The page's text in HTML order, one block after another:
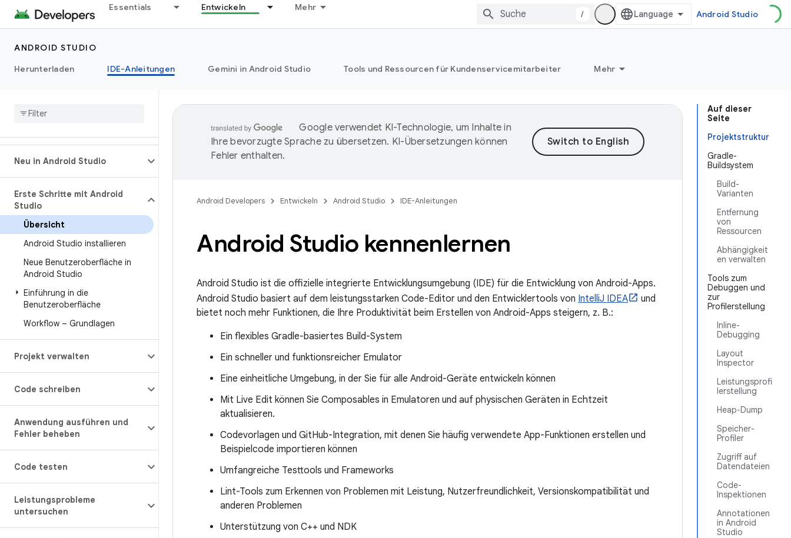
Essentials Entwickeln Mehr
/ Android Studio
ANDROID STUDIO
Herunterladen
IDE-Anleitungen Gemini in Android Studio Tools und Ressourcen für Kundenservicemitarbeiter Mehr
Neu in Android Studio
Erste Schritte mit Android
Studio
Übersicht
Android Studio installieren
Neue Benutzeroberfläche in
Android Studio
Einführung in die
Benutzeroberfläche
Workflow – Grundlagen
Projekt verwalten
Code schreiben
Anwendung ausführen und
Fehler beheben
Code testen
Leistungsprobleme
untersuchen
Auf dieser
Seite
Projektstruktur
Gradle-
Buildsystem
Build-
Varianten
Entfernung
von
Ressourcen
Abhängigkeit
en verwalten
Tools zum
Debuggen und
zur
Profilerstellung
Inline-
Debugging
Layout
Inspector
Leistungsprofi
lerstellung
Heap-Dump
Speicher-
Profiler
Zugriff auf
Datendateien
Code-
Inspektionen
Annotationen
in Android
Studio
Google verwendet KI-Technologie, um Inhalte in
Ihre bevorzugte Sprache zu übersetzen. KI-Übersetzungen können
Fehler enthalten.
Android Developers Entwickeln Android Studio IDE-Anleitungen
Android Studio kennenlernen
Android Studio ist die offizielle integrierte Entwicklungsumgebung (IDE) für die Entwicklung von Android-Apps.
Android Studio basiert auf dem leistungsstarken Code-Editor und den Entwicklertools von IntelliJ IDEA
und
bietet noch mehr Funktionen, die Ihre Produktivität beim Erstellen von Android-Apps steigern, z. B.:
Ein flexibles Gradle-basiertes Build-System
Ein schneller und funktionsreicher Emulator
Eine einheitliche Umgebung, in der Sie für alle Android-Geräte entwickeln können
Mit Live Edit können Sie Composables in Emulatoren und auf physischen Geräten in Echtzeit
aktualisieren.
Codevorlagen und GitHub-Integration, mit denen Sie häufig verwendete App-Funktionen erstellen und
Beispielcode importieren können
Umfangreiche Testtools und Frameworks
Lint-Tools zum Erkennen von Problemen mit Leistung, Nutzerfreundlichkeit, Versionskompatibilität und
anderen Problemen
Unterstützung von C++ und NDK